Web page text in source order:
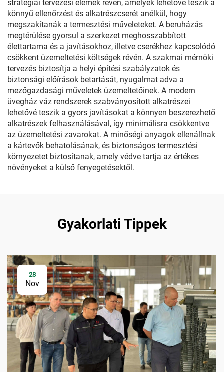
stratégiai tervezési elemek révén, amelyek lehetővé teszik a
könnyű ellenőrzést és alkatrészcserét anélkül, hogy
megszakítanák a termesztési műveleteket. A beruházás
megtérülése gyorsul a szerkezet meghosszabbított
élettartama és a javításokhoz, illetve cserékhez kapcsolódó
csökkent üzemeltetési költségek révén. A szakmai mérnöki
tervezés biztosítja a helyi építési szabályzatok és
biztonsági előírások betartását, nyugalmat adva a
mezőgazdasági műveletek üzemeltetőinek. A modern
üvegház váz rendszerek szabványosított alkatrészei
lehetővé teszik a gyors javításokat a könnyen beszerezhető
alkatrészek felhasználásával, így minimálisra csökkentve
az üzemeltetési zavarokat. A minőségi anyagok ellenállnak
a kártevők behatolásának, és biztonságos termesztési
környezetet biztosítanak, amely védve tartja az értékes
növényeket a külső fenyegetésektől.
Gyakorlati Tippek
28
Nov